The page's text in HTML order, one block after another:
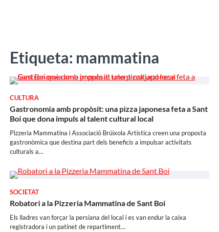
Etiqueta: mammatina
CULTURA
Gastronomia amb propòsit: una pizza japonesa feta a Sant
Boi que dona impuls al talent cultural local
Pizzeria Mammatina i Associació Brúixola Artística creen una proposta
gastronòmica que destina part dels beneficis a impulsar activitats
culturals a…
SOCIETAT
Robatori a la Pizzeria Mammatina de Sant Boi
Els lladres van forçar la persiana del local i es van endur la caixa
registradora i un patinet de repartiment…